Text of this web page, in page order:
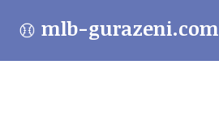
mlb-gurazeni.com